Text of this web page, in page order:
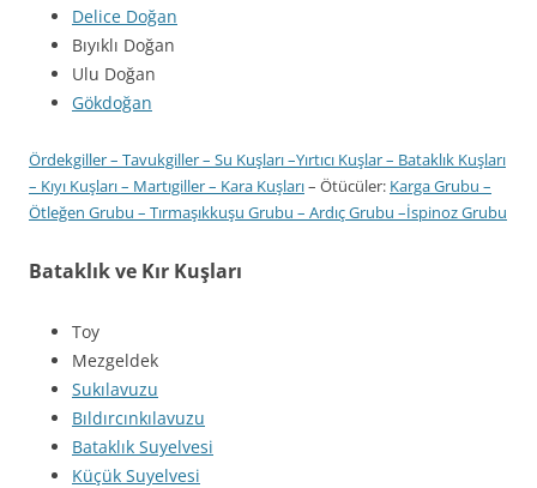
Delice Doğan
Bıyıklı Doğan
Ulu Doğan
Gökdoğan
Ördekgiller– Tavukgiller– Su Kuşları–Yırtıcı Kuşlar– Bataklık Kuşları
– Kıyı Kuşları– Martıgiller– Kara Kuşları– Ötücüler: Karga Grubu –
Ötleğen Grubu – Tırmaşıkkuşu Grubu – Ardıç Grubu –İspinoz Grubu
Bataklıkve Kır Kuşları
Toy
Mezgeldek
Sukılavuzu
Bıldırcınkılavuzu
Bataklık Suyelvesi
Küçük Suyelvesi